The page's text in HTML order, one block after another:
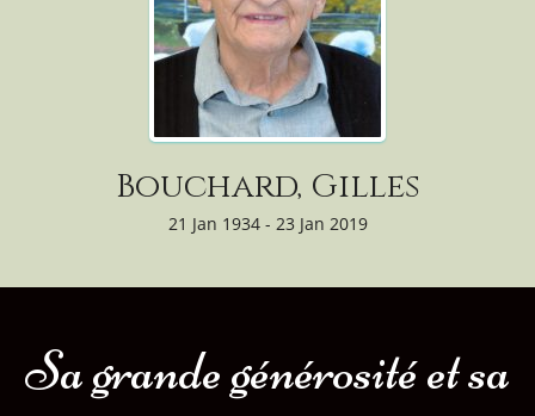
Bouchard, Gilles
21 Jan 1934 - 23 Jan 2019
Sa grande générosité et sa